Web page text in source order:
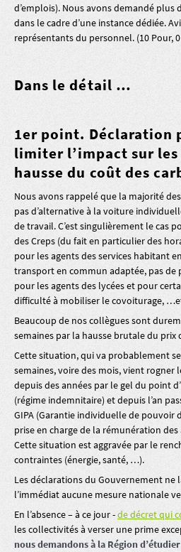
d’emplois). Nous avons demandé plus
dans le cadre d’une instance dédiée.
représentants du personnel. (10 Pour,
Dans le détail …
1er point. Déclaration
limiter l’impact sur les
hausse du coût des
Nous avons rappelé que la majorité
pas d’alternative à la voiture
de travail. C’est singulièrement le cas
des Creps (du fait en particulier des
pour les agents des services habitant
transport en commun adaptée, pas
pour les agents des lycées et pour
difficulté à mobiliser le covoiturage,
Beaucoup de nos collègues sont
semaines par la hausse brutale du prix
Cette situation, qui va probablement
semaines, voire des mois, vient rogner
depuis des années par le gel du point
(régime indemnitaire) et depuis l’an
GIPA (Garantie individuelle de pouvoir
prise en charge de la rémunération
Cette situation est aggravée par le
contraintes (énergie, santé, …).
Les déclarations du Gouvernement ne
l’immédiat aucune mesure nationale
En l’absence – à ce jour -de décret qui
les collectivités à verser une prime
nous demandons à la Région